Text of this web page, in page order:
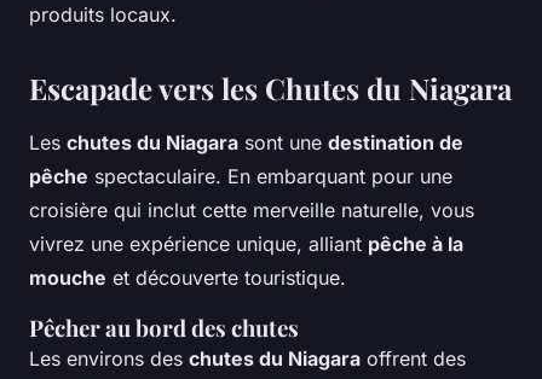
produits locaux.
Escapade vers les Chutes du Niagara
Les chutes du Niagara sont une destination de
pêche spectaculaire. En embarquant pour une
croisière qui inclut cette merveille naturelle, vous
vivrez une expérience unique, alliant pêche à la
mouche et découverte touristique.
Pêcher au bord des chutes
Les environs des chutes du Niagara offrent des